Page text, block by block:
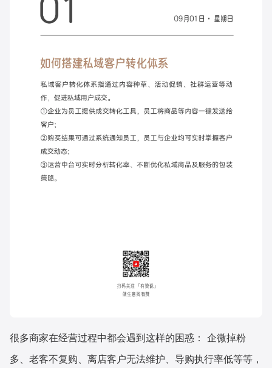
有赞云 数据通服务
很多商家在经营过程中都会遇到这样的困惑： 企微掉粉
多、老客不复购、离店客户无法维护、导购执行率低等等，